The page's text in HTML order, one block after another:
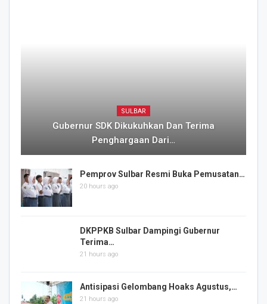
SULBAR
Gubernur SDK Dikukuhkan Dan Terima
Penghargaan Dari…
Pemprov Sulbar Resmi Buka Pemusatan…
20 hours ago
DKPPKB Sulbar Dampingi Gubernur
Terima…
21 hours ago
Antisipasi Gelombang Hoaks Agustus,…
21 hours ago